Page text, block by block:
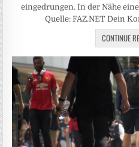
eingedrungen. In der Nähe
Quelle: FAZ.NET Dein
CONTINUE